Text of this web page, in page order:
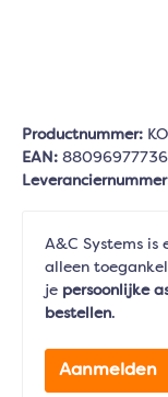
Productnummer:
EAN:
A&C Systems is
alleen
je persoonlijke
bestellen.
Aanmelden